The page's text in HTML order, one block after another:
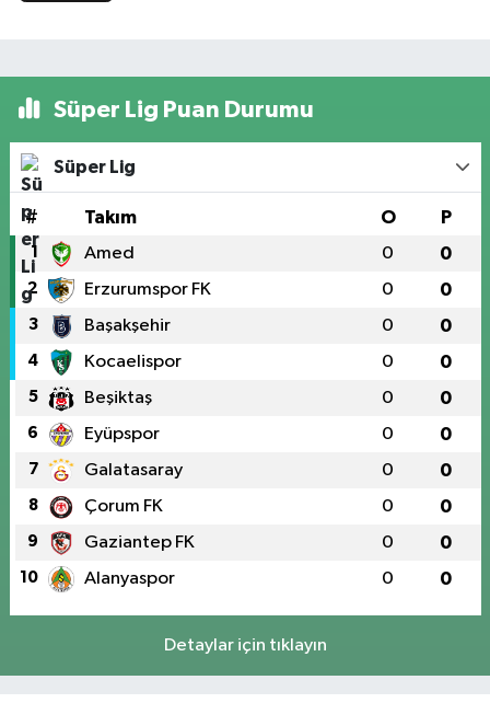
Süper Lig Puan Durumu
Süper Lig
# Takım O P
1 Amed 0 0
2 Erzurumspor FK 0 0
3 Başakşehir 0 0
4 Kocaelispor 0 0
5 Beşiktaş 0 0
6 Eyüpspor 0 0
7 Galatasaray 0 0
8 Çorum FK 0 0
9 Gaziantep FK 0 0
10 Alanyaspor 0 0
Detaylar için tıklayın